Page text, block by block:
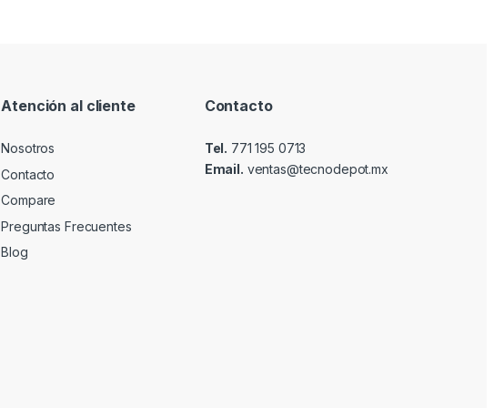
Atención al cliente
Nosotros
Contacto
Compare
Preguntas Frecuentes
Blog
Contacto
Tel. 771 195 0713
Email. ventas@tecnodepot.mx